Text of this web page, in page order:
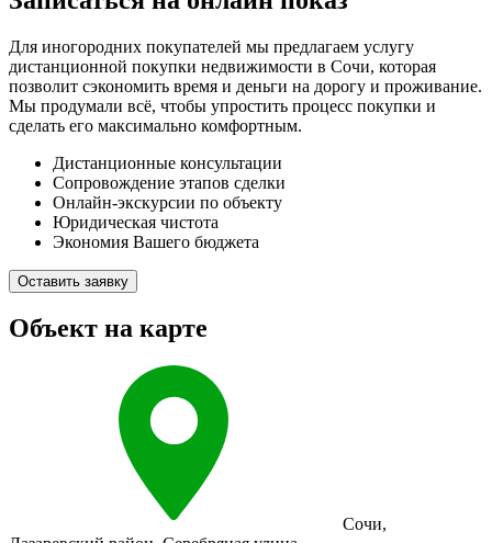
Для иногородних покупателей мы предлагаем услугу
дистанционной покупки недвижимости в Сочи, которая
позволит сэкономить время и деньги на дорогу и проживание.
Мы продумали всё, чтобы упростить процесс покупки и
сделать его максимально комфортным.
Дистанционные консультации
Сопровождение этапов сделки
Онлайн-экскурсии по объекту
Юридическая чистота
Экономия Вашего бюджета
Оставить заявку
Объект на карте
Сочи,